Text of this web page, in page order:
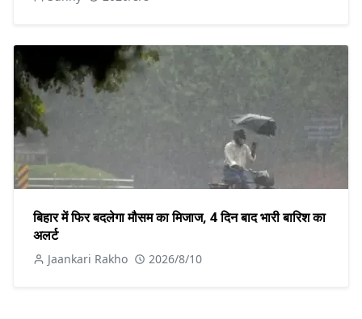
बिहार में फिर बदलेगा मौसम का मिजाज, 4 दिन बाद भारी बारिश का
अलर्ट
Jaankari Rakho 2026/8/10